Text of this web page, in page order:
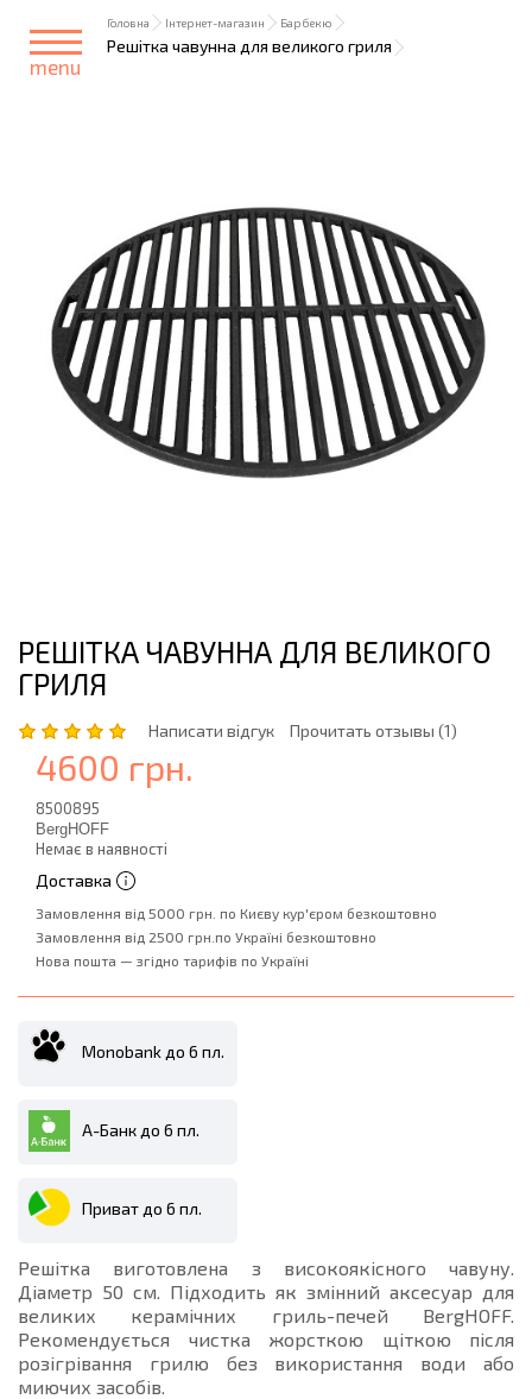
menu
Головна Інтернет-магазин Барбекю
Решітка чавунна для великого гриля
РЕШІТКА ЧАВУННА ДЛЯ ВЕЛИКОГО
ГРИЛЯ
Написати відгук Прочитать отзывы (1)
4600 грн.
8500895
BergHOFF
Немає в наявності
Доставка
Замовлення від 5000 грн. по Києву кур'єром безкоштовно
Замовлення від 2500 грн.по Україні безкоштовно
Нова пошта — згідно тарифів по Україні
Monobank до 6 пл.
А-Банк до 6 пл.
Приват до 6 пл.
Решітка виготовлена з високоякісного чавуну.
Діаметр 50 см. Підходить як змінний аксесуар для
великих керамічних гриль-печей BergHOFF.
Рекомендується чистка жорсткою щіткою після
розігрівання грилю без використання води або
миючих засобів.